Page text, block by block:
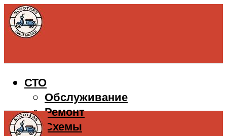
СТО
Обслуживание
Ремонт
Схемы